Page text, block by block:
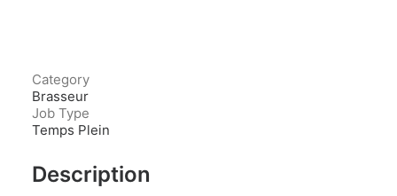
Category
Brasseur
Job Type
Temps Plein
Description